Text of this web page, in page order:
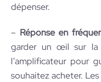
dépenser.
– Réponse en
garder un œil sur la
l’amplificateur pour
souhaitez acheter.